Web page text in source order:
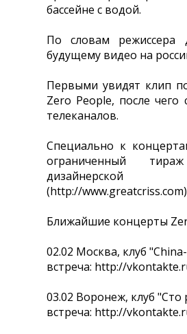
бассейне с водой.
По словам режиссера
будущему видео на
Первыми увидят клип
Zero People, после
телеканалов.
Специально к
ограниченный
дизайнерской
(http://
Ближайшие концерты
02.02 Москва, клуб
встреча: http://
03.02 Воронеж, клуб "Сто
встреча: http://